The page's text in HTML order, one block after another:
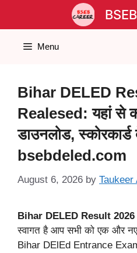
Menu
Bihar DELED
Realesed: यहां से
डाउनलोड,
bsebdeled.com
August 6, 2026 by Taukeer
Bihar DELED Result 2026
स्वागत है आप सभी को एक और
Bihar DElEd Entrance